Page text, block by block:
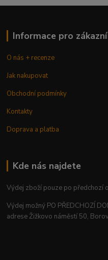
Informace pro
O nás + recenze
Jak nakupovat
Obchodní podmínky
Kontakty
Doprava a platba
Kde nás najdete
Výdej zboží pouze po předchozí
Výdej možný PO PŘEDCHOZÍ
adrese Žižkovo náměstí 50,